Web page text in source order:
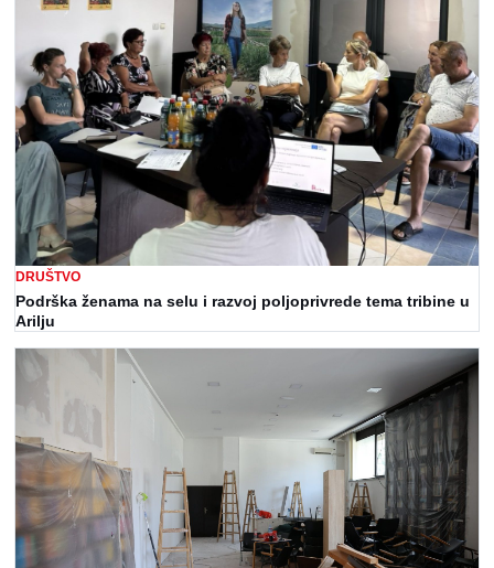
DRUŠTVO
Podrška ženama na selu i razvoj poljoprivrede tema tribine u
Arilju